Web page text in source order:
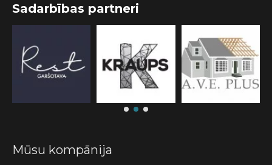
Sadarbības partneri
Mūsu kompānija